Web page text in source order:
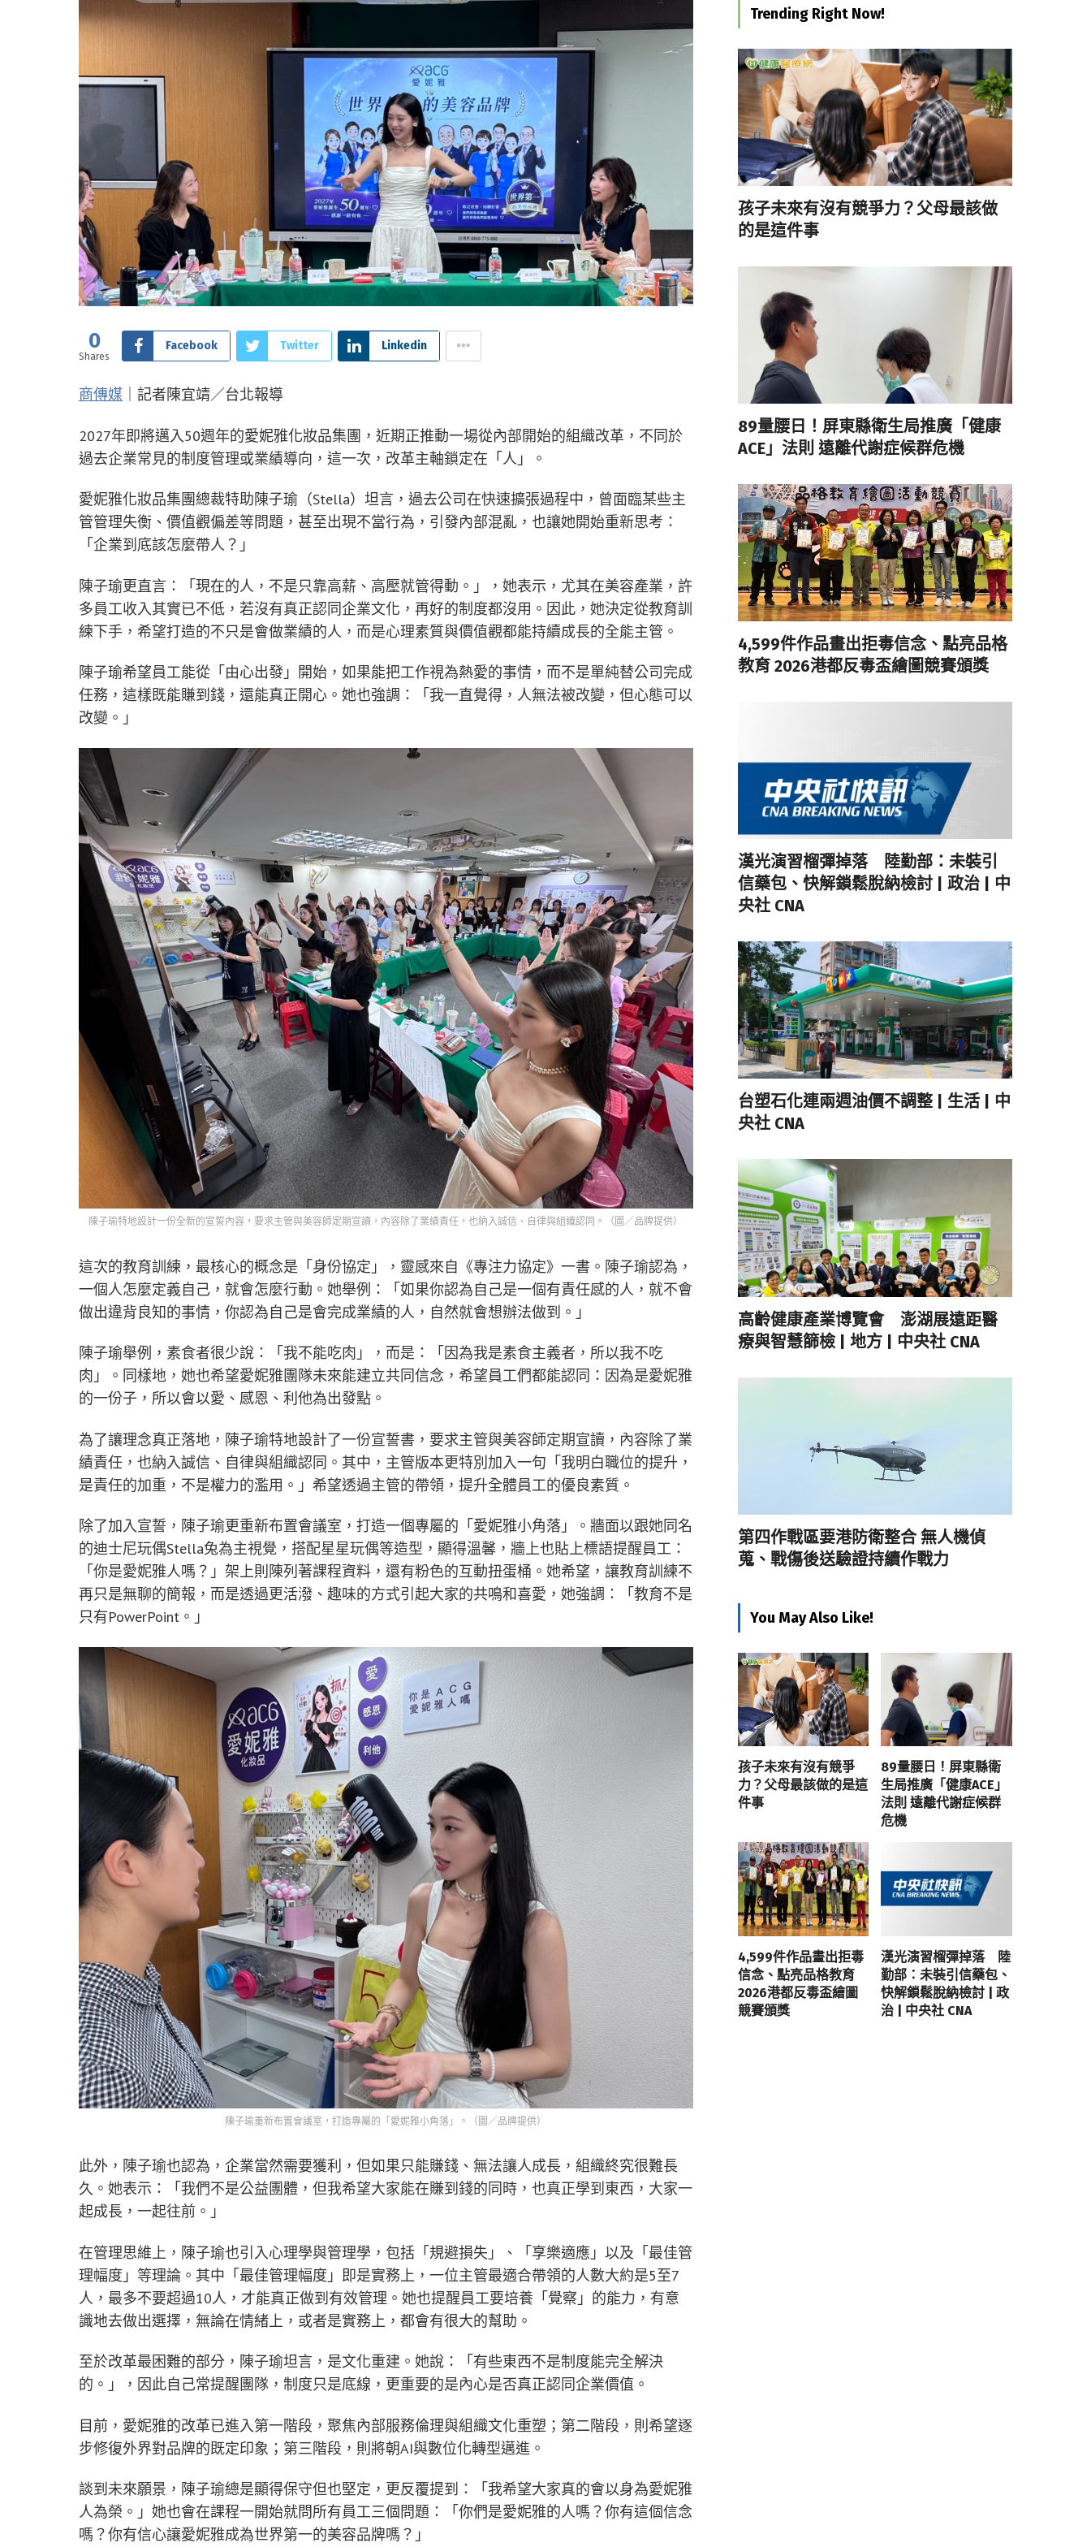
0
Shares
Facebook Twitter Linkedin
商傳媒 ｜記者陳宜靖／台北報導
2027年即將邁入50週年的愛妮雅化妝品集團，近期正推動一場從內部開始的組織改革，不同於
過去企業常見的制度管理或業績導向，這一次，改革主軸鎖定在「人」。
愛妮雅化妝品集團總裁特助陳子瑜（Stella）坦言，過去公司在快速擴張過程中，曾面臨某些主
管管理失衡、價值觀偏差等問題，甚至出現不當行為，引發內部混亂，也讓她開始重新思考：
「企業到底該怎麼帶人？」
陳子瑜更直言：「現在的人，不是只靠高薪、高壓就管得動。」，她表示，尤其在美容產業，許
多員工收入其實已不低，若沒有真正認同企業文化，再好的制度都沒用。因此，她決定從教育訓
練下手，希望打造的不只是會做業績的人，而是心理素質與價值觀都能持續成長的全能主管。
陳子瑜希望員工能從「由心出發」開始，如果能把工作視為熱愛的事情，而不是單純替公司完成
任務，這樣既能賺到錢，還能真正開心。她也強調：「我一直覺得，人無法被改變，但心態可以
改變。」
陳子瑜特地設計一份全新的宣誓內容，要求主管與美容師定期宣讀，內容除了業績責任，也納入誠信、自律與組織認同。（圖／品牌提供）
這次的教育訓練，最核心的概念是「身份協定」，靈感來自《專注力協定》一書。陳子瑜認為，
一個人怎麼定義自己，就會怎麼行動。她舉例：「如果你認為自己是一個有責任感的人，就不會
做出違背良知的事情，你認為自己是會完成業績的人，自然就會想辦法做到。」
陳子瑜舉例，素食者很少說：「我不能吃肉」，而是：「因為我是素食主義者，所以我不吃
肉」。同樣地，她也希望愛妮雅團隊未來能建立共同信念，希望員工們都能認同：因為是愛妮雅
的一份子，所以會以愛、感恩、利他為出發點。
為了讓理念真正落地，陳子瑜特地設計了一份宣誓書，要求主管與美容師定期宣讀，內容除了業
績責任，也納入誠信、自律與組織認同。其中，主管版本更特別加入一句「我明白職位的提升，
是責任的加重，不是權力的濫用。」希望透過主管的帶領，提升全體員工的優良素質。
除了加入宣誓，陳子瑜更重新布置會議室，打造一個專屬的「愛妮雅小角落」。牆面以跟她同名
的迪士尼玩偶Stella兔為主視覺，搭配星星玩偶等造型，顯得溫馨，牆上也貼上標語提醒員工：
「你是愛妮雅人嗎？」架上則陳列著課程資料，還有粉色的互動扭蛋桶。她希望，讓教育訓練不
再只是無聊的簡報，而是透過更活潑、趣味的方式引起大家的共鳴和喜愛，她強調：「教育不是
只有PowerPoint。」
陳子瑜重新布置會議室，打造專屬的「愛妮雅小角落」。（圖／品牌提供）
此外，陳子瑜也認為，企業當然需要獲利，但如果只能賺錢、無法讓人成長，組織終究很難長
久。她表示：「我們不是公益團體，但我希望大家能在賺到錢的同時，也真正學到東西，大家一
起成長，一起往前。」
在管理思維上，陳子瑜也引入心理學與管理學，包括「規避損失」、「享樂適應」以及「最佳管
理幅度」等理論。其中「最佳管理幅度」即是實務上，一位主管最適合帶領的人數大約是5至7
人，最多不要超過10人，才能真正做到有效管理。她也提醒員工要培養「覺察」的能力，有意
識地去做出選擇，無論在情緒上，或者是實務上，都會有很大的幫助。
至於改革最困難的部分，陳子瑜坦言，是文化重建。她說：「有些東西不是制度能完全解決
的。」，因此自己常提醒團隊，制度只是底線，更重要的是內心是否真正認同企業價值。
目前，愛妮雅的改革已進入第一階段，聚焦內部服務倫理與組織文化重塑；第二階段，則希望逐
步修復外界對品牌的既定印象；第三階段，則將朝AI與數位化轉型邁進。
談到未來願景，陳子瑜總是顯得保守但也堅定，更反覆提到：「我希望大家真的會以身為愛妮雅
人為榮。」她也會在課程一開始就問所有員工三個問題：「你們是愛妮雅的人嗎？你有這個信念
嗎？你有信心讓愛妮雅成為世界第一的美容品牌嗎？」
Trending Right Now!
孩子未來有沒有競爭力？父母最該做
的是這件事
89量腰日！屏東縣衛生局推廣「健康
ACE」法則 遠離代謝症候群危機
4,599件作品畫出拒毒信念、點亮品格
教育 2026港都反毒盃繪圖競賽頒獎
漢光演習榴彈掉落 陸勤部：未裝引
信藥包、快解鎖鬆脫納檢討 | 政治 | 中
央社 CNA
台塑石化連兩週油價不調整 | 生活 | 中
央社 CNA
高齡健康產業博覽會 澎湖展遠距醫
療與智慧篩檢 | 地方 | 中央社 CNA
第四作戰區要港防衛整合 無人機偵
蒐、戰傷後送驗證持續作戰力
You May Also Like!
孩子未來有沒有競爭
力？父母最該做的是這
件事
89量腰日！屏東縣衛
生局推廣「健康ACE」
法則 遠離代謝症候群
危機
4,599件作品畫出拒毒
信念、點亮品格教育
2026港都反毒盃繪圖
競賽頒獎
漢光演習榴彈掉落 陸
勤部：未裝引信藥包、
快解鎖鬆脫納檢討 | 政
治 | 中央社 CNA